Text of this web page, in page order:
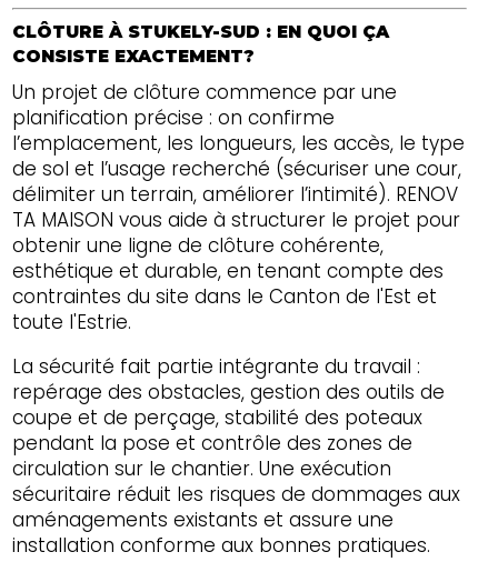
CLÔTURE À STUKELY-SUD : EN QUOI ÇA
CONSISTE EXACTEMENT?
Un projet de clôture commence par une
planification précise : on confirme
l’emplacement, les longueurs, les accès, le type
de sol et l’usage recherché (sécuriser une cour,
délimiter un terrain, améliorer l’intimité). RENOV
TA MAISON vous aide à structurer le projet pour
obtenir une ligne de clôture cohérente,
esthétique et durable, en tenant compte des
contraintes du site dans le Canton de l'Est et
toute l'Estrie.
La sécurité fait partie intégrante du travail :
repérage des obstacles, gestion des outils de
coupe et de perçage, stabilité des poteaux
pendant la pose et contrôle des zones de
circulation sur le chantier. Une exécution
sécuritaire réduit les risques de dommages aux
aménagements existants et assure une
installation conforme aux bonnes pratiques.